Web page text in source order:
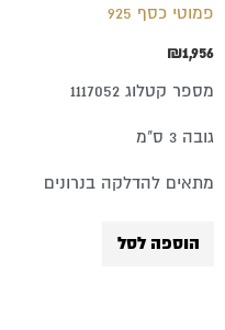
פמוטי כסף 925
₪1,956
מספר קטלוג 1117052
גובה 3 ס"מ
מתאים להדלקה בנרונים
הוספה לסל